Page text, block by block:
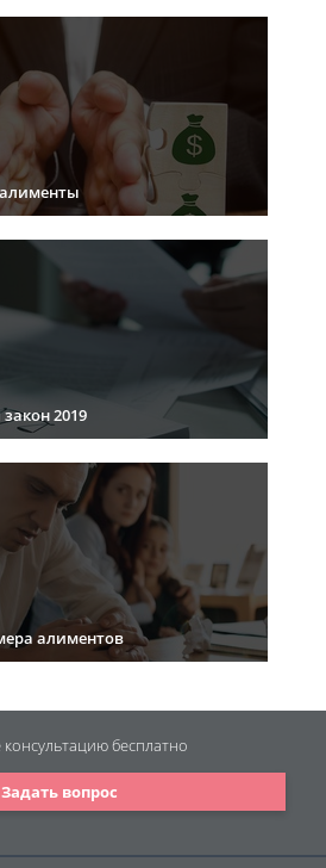
2019
алиментов
Задать вопрос
консультациюбесплатно